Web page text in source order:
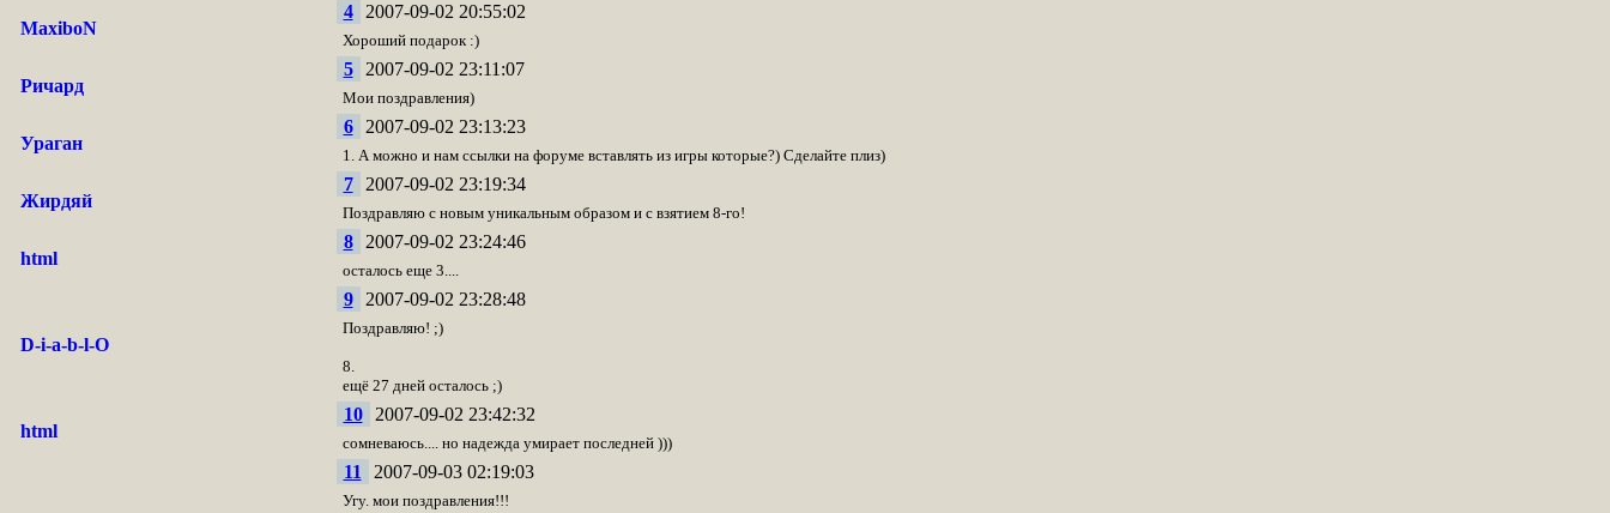
MaxiboN
4 2007-09-02 20:55:02
Хороший подарок :)
Ричард
5 2007-09-02 23:11:07
Мои поздравления)
Ураган
6 2007-09-02 23:13:23
1. А можно и нам ссылки на форуме вставлять из игры которые?) Сделайте плиз)
Жирдяй
7 2007-09-02 23:19:34
Поздравляю с новым уникальным образом и с взятием 8-го!
html
8 2007-09-02 23:24:46
осталось еще 3....
D-i-a-b-l-O
9 2007-09-02 23:28:48
Поздравляю! ;)
8.
ещё 27 дней осталось ;)
html
10 2007-09-02 23:42:32
сомневаюсь.... но надежда умирает последней )))
11 2007-09-03 02:19:03
Угу. мои поздравления!!!